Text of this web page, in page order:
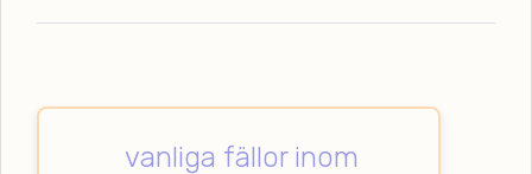
med att lyfta din verksamhet till nya höjder
vanliga fällor inom